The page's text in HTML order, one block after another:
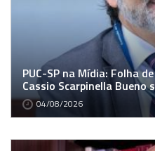
PUC-SP na Mídia: Folha
Cassio Scarpinella Bueno
04/08/2026